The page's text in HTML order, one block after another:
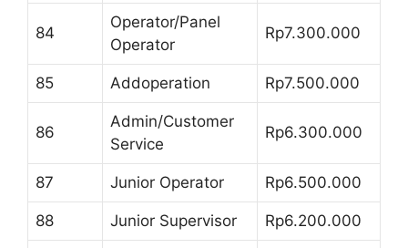
84
Operator/Panel
Operator
Rp7.300.000
85 Addoperation Rp7.500.000
86
Admin/Customer
Service
Rp6.300.000
87 Junior Operator Rp6.500.000
88 Junior Supervisor Rp6.200.000